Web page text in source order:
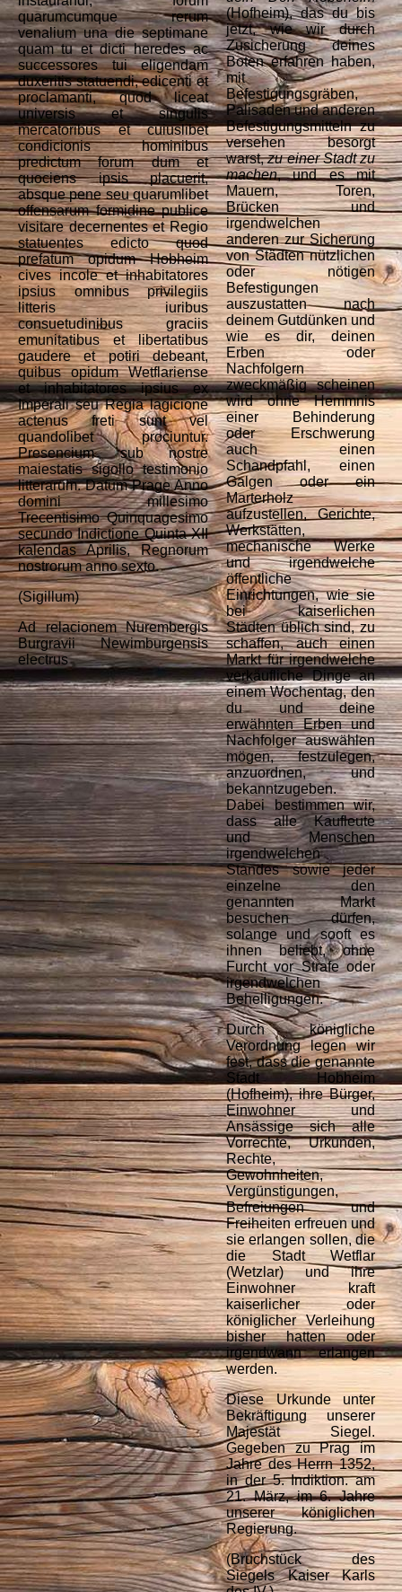
quarumcumque rerum
venalium una die septimane
quam tu et dicti heredes ac
successores tui eligendam
duxeritis statuendi, edicenti et
proclamanti, quod liceat
universis et singulis
mercatoribus et cuiuslibet
condicionis hominibus
predictum forum dum et
quociens ipsis placuerit,
absque pene seu quarumlibet
offensarum formidine publice
visitare decernentes et Regio
statuentes edicto quod
prefatum opidum Hobheim
cives incole et inhabitatores
ipsius omnibus privilegiis
litteris iuribus
consuetudinibus graciis
emunitatibus et libertatibus
gaudere et potiri debeant,
quibus opidum Wetflariense
et inhabitatores ipsius ex
Imperali seu Regia lagicione
actenus freti sunt vel
quandolibet prociuntur.
Presencium sub nostre
maiestatis sigollo testimonio
litterarum. Datum Prage Anno
domini millesimo
Trecentisimo Quinquagesimo
secundo Indictione Quinta XII
kalendas Aprilis, Regnorum
nostrorum anno sexto.
(Sigillum)
Ad relacionem Nurembergis
Burgravii Newimburgensis
electrus
(Hofheim), das du bis
jetzt, wie wir durch
Zusicherung deines
Boten erfahren haben,
mit
Befestigungsgräben,
Palisaden und anderen
Befestigungsmitteln zu
versehen besorgt
warst,zu einer Stadt zu
machen, und es mit
Mauern, Toren,
Brücken und
irgendwelchen
anderen zur Sicherung
von Städten nützlichen
oder nötigen
Befestigungen
auszustatten nach
deinem Gutdünken und
wie es dir, deinen
Erben oder
Nachfolgern
zweckmäßig scheinen
wird ohne Hemmnis
einer Behinderung
oder Erschwerung
auch einen
Schandpfahl, einen
Galgen oder ein
Marterholz
aufzustellen, Gerichte,
Werkstätten,
mechanische Werke
und irgendwelche
öffentliche
Einrichtungen, wie sie
bei kaiserlichen
Städten üblich sind, zu
schaffen, auch einen
Markt für irgendwelche
verkäufliche Dinge an
einem Wochentag, den
du und deine
erwähnten Erben und
Nachfolger auswählen
mögen, festzulegen,
anzuordnen, und
bekanntzugeben.
Dabei bestimmen wir,
dass alle Kaufleute
und Menschen
irgendwelchen
Standes sowie jeder
einzelne den
genannten Markt
besuchen dürfen,
solange und sooft es
ihnen beliebt, ohne
Furcht vor Strafe oder
irgendwelchen
Behelligungen.
Durch königliche
Verordnung legen wir
fest, dass die genannte
Stadt Hobheim
(Hofheim), ihre Bürger,
Einwohner und
Ansässige sich alle
Vorrechte, Urkunden,
Rechte,
Gewohnheiten,
Vergünstigungen,
Befreiungen und
Freiheiten erfreuen und
sie erlangen sollen, die
die Stadt Wetflar
(Wetzlar) und ihre
Einwohner kraft
kaiserlicher oder
königlicher Verleihung
bisher hatten oder
irgendwann erlangen
werden.
Diese Urkunde unter
Bekräftigung unserer
Majestät Siegel.
Gegeben zu Prag im
Jahre des Herrn 1352,
in der 5. Indiktion. am
21. März, im 6. Jahre
unserer königlichen
Regierung.
(Bruchstück des
Siegels Kaiser Karls